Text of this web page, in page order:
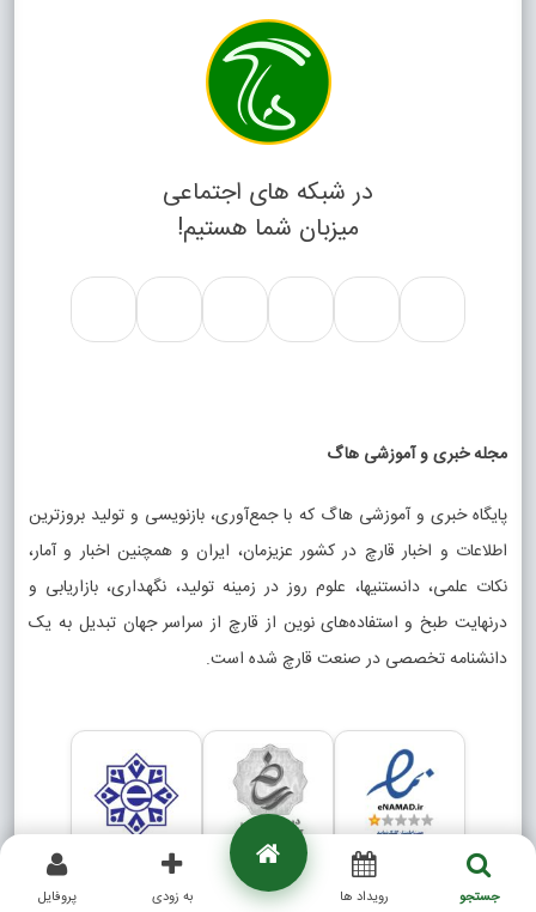
در شبکه های اجتماعی
میزبان شما هستیم!
مجله خبری و آموزشی هاگ
پایگاه خبری و آموزشی هاگ که با جمع‌آوری، بازنویسی و تولید بروزترین
اطلاعات و اخبار قارچ در کشور عزیزمان، ایران و همچنین اخبار و آمار،
نکات علمی، دانستنیها، علوم روز در زمینه تولید، نگهداری، بازاریابی و
درنهایت طبخ و استفاده‌های نوین از قارچ از سراسر جهان تبدیل به یک
دانشنامه تخصصی در صنعت قارچ شده است.
جستجو رویداد ها به زودی پروفایل